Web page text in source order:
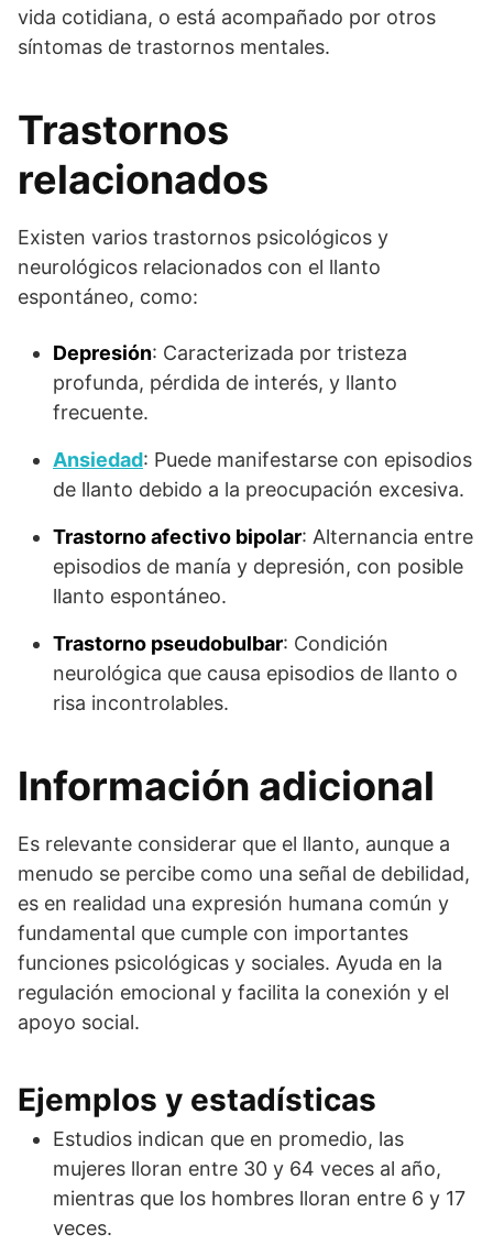
vida cotidiana, o está acompañado por otros
síntomas de trastornos mentales.
Trastornos
relacionados
Existen varios trastornos psicológicos y
neurológicos relacionados con el llanto
espontáneo, como:
Depresión: Caracterizada por tristeza
profunda, pérdida de interés, y llanto
frecuente.
Ansiedad: Puede manifestarse con episodios
de llanto debido a la preocupación excesiva.
Trastorno afectivo bipolar: Alternancia entre
episodios de manía y depresión, con posible
llanto espontáneo.
Trastorno pseudobulbar: Condición
neurológica que causa episodios de llanto o
risa incontrolables.
Información adicional
Es relevante considerar que el llanto, aunque a
menudo se percibe como una señal de debilidad,
es en realidad una expresión humana común y
fundamental que cumple con importantes
funciones psicológicas y sociales. Ayuda en la
regulación emocional y facilita la conexión y el
apoyo social.
Ejemplos y estadísticas
Estudios indican que en promedio, las
mujeres lloran entre 30 y 64 veces al año,
mientras que los hombres lloran entre 6 y 17
veces.